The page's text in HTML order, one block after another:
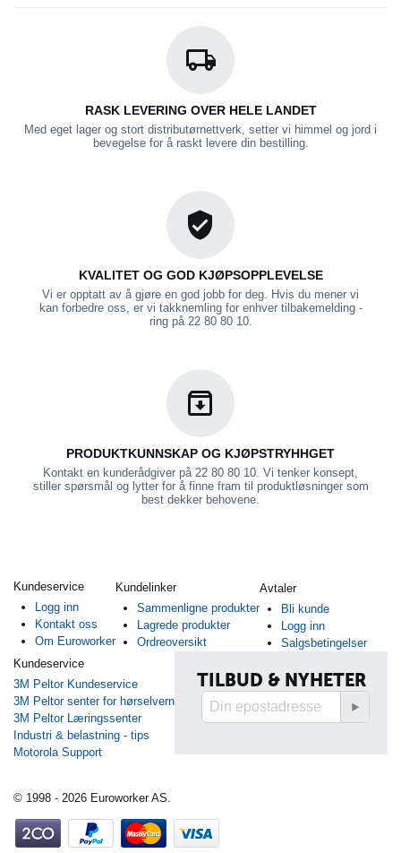
RASK LEVERING OVER HELE LANDET
Med eget lager og stort distributørnettverk, setter vi himmel og jord i
bevegelse for å raskt levere din bestilling.
KVALITET OG GOD KJØPSOPPLEVELSE
Vi er opptatt av å gjøre en god jobb for deg. Hvis du mener vi
kan forbedre oss, er vi takknemling for enhver tilbakemelding -
ring på 22 80 80 10.
PRODUKTKUNNSKAP OG KJØPSTRYHHGET
Kontakt en kunderådgiver på 22 80 80 10. Vi tenker konsept,
stiller spørsmål og lytter for å finne fram til produktløsninger som
best dekker behovene.
Kundeservice
Logg inn
Kontakt oss
Om Euroworker
Kundelinker
Sammenligne produkter
Lagrede produkter
Ordreoversikt
Avtaler
Bli kunde
Logg inn
Salgsbetingelser
Kundeservice
3M Peltor Kundeservice
3M Peltor senter for hørselvern
3M Peltor Læringssenter
Industri & belastning - tips
Motorola Support
TILBUD & NYHETER
© 1998 - 2026 Euroworker AS.